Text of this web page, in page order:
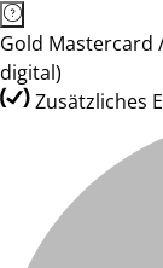
Gold Mastercard
digital)
Zusätzliches